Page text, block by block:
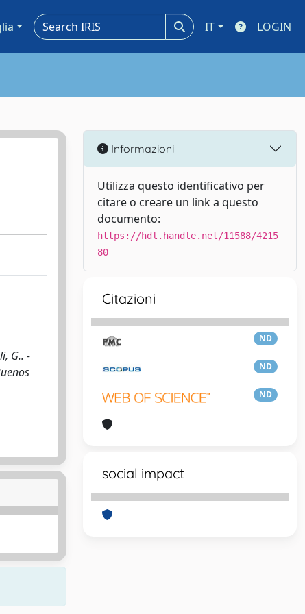
IT LOGIN
G.. -
Informazioni
Utilizza questo identificativo per
citare o creare un link a questo
documento:
https://hdl.handle.net/11588/4215
80
Citazioni
ND
ND
ND
social impact